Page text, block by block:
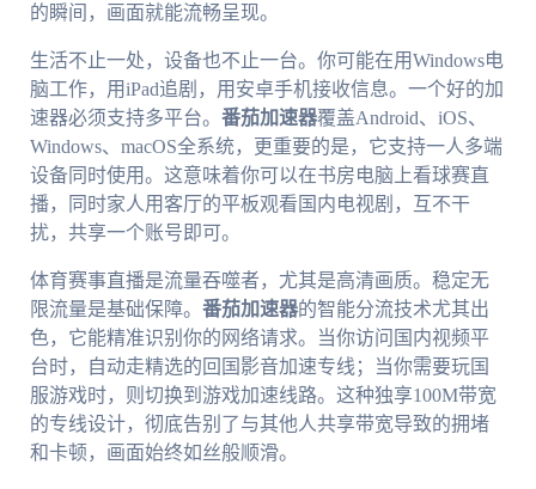
的瞬间，画面就能流畅呈现。
生活不止一处，设备也不止一台。你可能在用Windows电
脑工作，用iPad追剧，用安卓手机接收信息。一个好的加
速器必须支持多平台。 番茄加速器覆盖Android、iOS、
Windows、macOS全系统，更重要的是，它支持一人多端
设备同时使用。这意味着你可以在书房电脑上看球赛直
播，同时家人用客厅的平板观看国内电视剧，互不干
扰，共享一个账号即可。
体育赛事直播是流量吞噬者，尤其是高清画质。稳定无
限流量是基础保障。 番茄加速器的智能分流技术尤其出
色，它能精准识别你的网络请求。当你访问国内视频平
台时，自动走精选的回国影音加速专线；当你需要玩国
服游戏时，则切换到游戏加速线路。这种独享100M带宽
的专线设计，彻底告别了与其他人共享带宽导致的拥堵
和卡顿，画面始终如丝般顺滑。